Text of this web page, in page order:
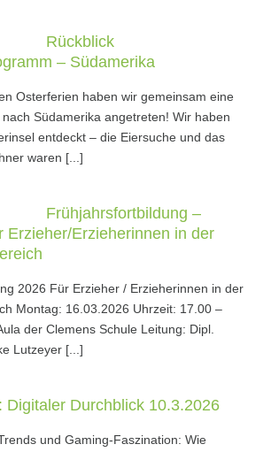
Rückblick
– Südamerika
Osterferien haben wir gemeinsam eine
Südamerika angetreten! Wir haben
entdeckt – die Eiersuche und das
waren [...]
Frühjahrsfortbildung –
Erzieher/Erzieherinnen in der
2026 Für Erzieher / Erzieherinnen in der
Montag: 16.03.2026 Uhrzeit: 17.00 –
der Clemens Schule Leitung: Dipl.
Lutzeyer [...]
Digitaler Durchblick 10.3.2026
und Gaming-Faszination: Wie